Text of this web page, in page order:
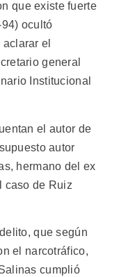
que existe fuerte
ocultó
el
general
Institucional
el autor de
autor
hermano del ex
caso de Ruiz
que según
el narcotráfico,
cumplió